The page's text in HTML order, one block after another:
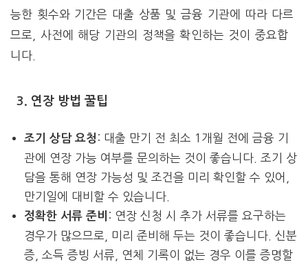
능한 횟수와 기간은 대출 상품 및 금융 기관에 따라 다르
므로, 사전에 해당 기관의 정책을 확인하는 것이 중요합
니다.
3. 연장 방법 꿀팁
조기 상담 요청 : 대출 만기 전 최소 1개월 전에 금융 기
관에 연장 가능 여부를 문의하는 것이 좋습니다. 조기 상
담을 통해 연장 가능성 및 조건을 미리 확인할 수 있어,
만기일에 대비할 수 있습니다.
정확한 서류 준비 : 연장 신청 시 추가 서류를 요구하는
경우가 많으므로, 미리 준비해 두는 것이 좋습니다. 신분
증, 소득 증빙 서류, 연체 기록이 없는 경우 이를 증명할